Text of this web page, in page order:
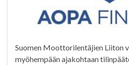
Suomen Moottorilentäjien Liiton
myöhempään ajakohtaan